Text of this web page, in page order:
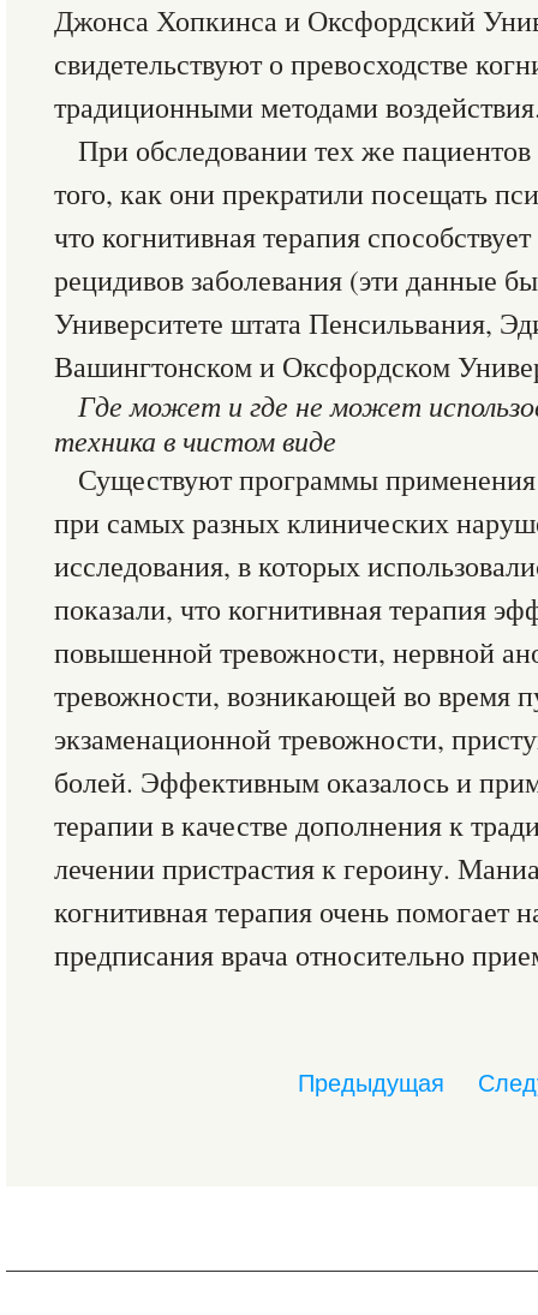
Джонса Хопкинса и Оксфордский
свидетельствуют о превосходстве
традиционными методами
При обследовании тех же
того, как они прекратили посещать
что когнитивная терапия
рецидивов заболевания (эти данные
Университете штата Пенсильвания,
Вашингтонском и Оксфордском
Где может и где не может
техника в чистом виде
Существуют программы
при самых разных клинических
исследования, в которых
показали, что когнитивная терапия
повышенной тревожности, нервной
тревожности, возникающей во время
экзаменационной тревожности,
болей. Эффективным оказалось и
терапии в качестве дополнения к
лечении пристрастия к героину.
когнитивная терапия очень помогает
предписания врача относительно
Предыдущая